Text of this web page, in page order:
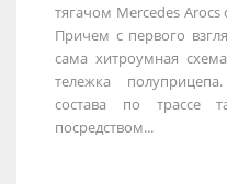
тягачом Mercedes Arocs
Причем с первого
сама хитроумная
тележка
состава по трассе
посредством...